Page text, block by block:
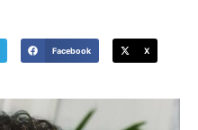
Facebook X